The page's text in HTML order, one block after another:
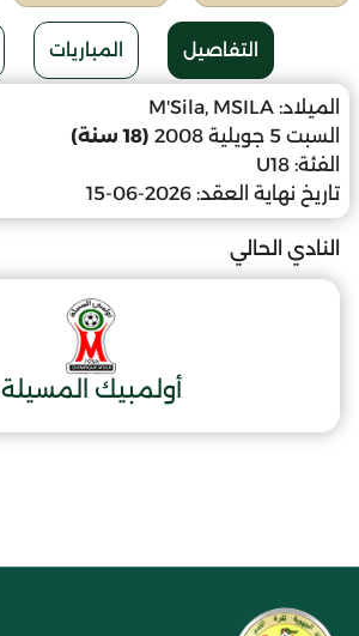
التفاصيل المباريات
الميلاد: M'Sila, MSILA
السبت 5 جويلية 2008
(18 سنة)
الفئة: U18
تاريخ نهاية العقد: 2026-06-15
النادي الحالي
أولمبيك المسيلة